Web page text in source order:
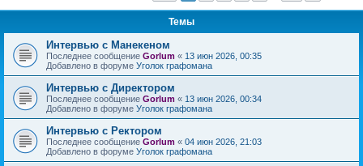
Темы
Интервью с Манекеном
Последнее сообщение Gorlum « 13 июн 2026, 00:35
Добавлено в форуме Уголок графомана
Интервью с Директором
Последнее сообщение Gorlum « 13 июн 2026, 00:34
Добавлено в форуме Уголок графомана
Интервью с Ректором
Последнее сообщение Gorlum « 04 июн 2026, 21:03
Добавлено в форуме Уголок графомана